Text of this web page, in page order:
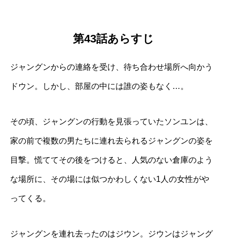
第43話あらすじ
ジャングンからの連絡を受け、待ち合わせ場所へ向かう
ドウン。しかし、部屋の中には誰の姿もなく…。
その頃、ジャングンの行動を見張っていたソンユンは、
家の前で複数の男たちに連れ去られるジャングンの姿を
目撃。慌ててその後をつけると、人気のない倉庫のよう
な場所に、その場には似つかわしくない1人の女性がや
ってくる。
ジャングンを連れ去ったのはジウン。ジウンはジャング